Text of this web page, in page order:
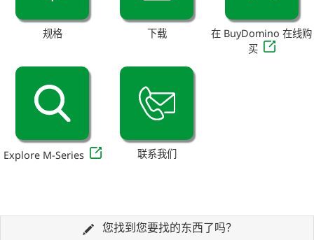
规格 下载
在 BuyDomino 在线购
买
Explore M-Series 联系我们
您找到您要找的东西了吗？